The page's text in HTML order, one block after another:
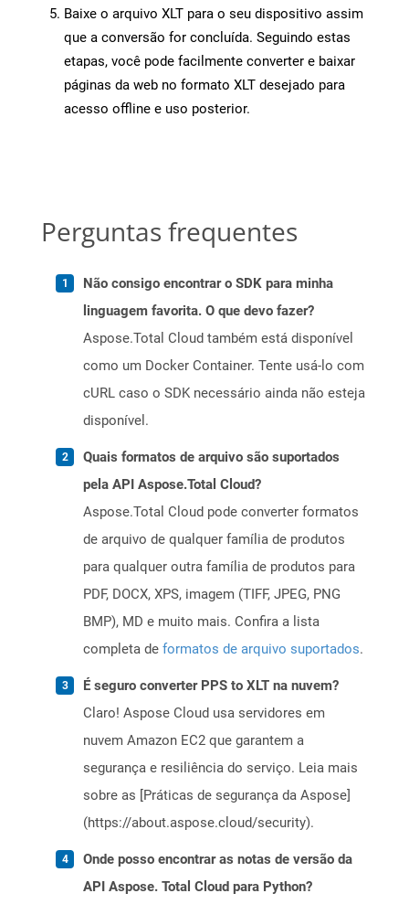
Baixe o arquivo XLT para o seu dispositivo assim
que a conversão for concluída. Seguindo estas
etapas, você pode facilmente converter e baixar
páginas da web no formato XLT desejado para
acesso offline e uso posterior.
Perguntas frequentes
Não consigo encontrar o SDK para minha
linguagem favorita. O que devo fazer?
Aspose.Total Cloud também está disponível
como um Docker Container. Tente usá-lo com
cURL caso o SDK necessário ainda não esteja
disponível.
Quais formatos de arquivo são suportados
pela API Aspose.Total Cloud?
Aspose.Total Cloud pode converter formatos
de arquivo de qualquer família de produtos
para qualquer outra família de produtos para
PDF, DOCX, XPS, imagem (TIFF, JPEG, PNG
BMP), MD e muito mais. Confira a lista
completa de formatos de arquivo suportados.
É seguro converter PPS to XLT na nuvem?
Claro! Aspose Cloud usa servidores em
nuvem Amazon EC2 que garantem a
segurança e resiliência do serviço. Leia mais
sobre as [Práticas de segurança da Aspose]
(https://about.aspose.cloud/security).
Onde posso encontrar as notas de versão da
API Aspose. Total Cloud para Python?